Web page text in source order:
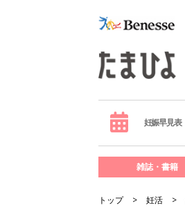
妊娠早見表
雑誌・書籍
トップ 妊活